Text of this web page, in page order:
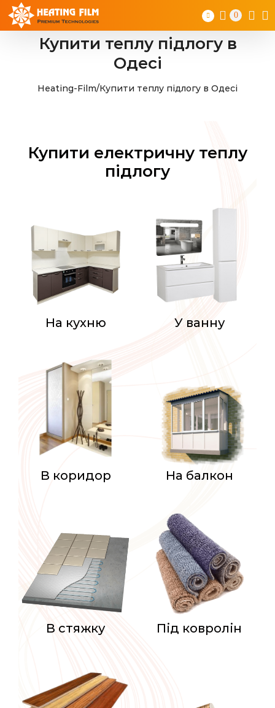
Skip
0
Купити теплу підлогу в
Одесі
Heating-Film/Купити теплу підлогу в Одесі
Купити електричну теплу
підлогу
На кухню У ванну
В коридор На балкон
В стяжку Під ковролін